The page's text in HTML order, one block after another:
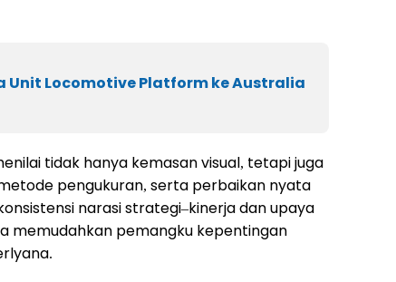
Unit Locomotive Platform ke Australia
tidak hanya kemasan visual, tetapi juga
pengukuran, serta perbaikan nyata
narasi strategi–kinerja dan upaya
memudahkan pemangku kepentingan